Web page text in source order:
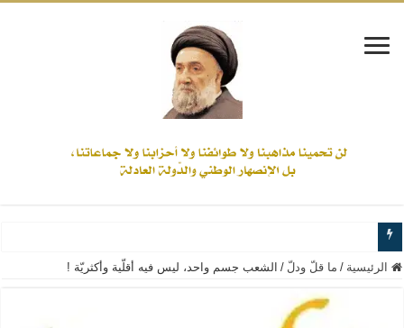
www.alamine.net
مواقف وآراء العلاّمة السيد علي الأمين من الأحداث والقضايا - اضغط للاطلاع
إذا كان التسنن هو الإيمان بسنة رسول الله ( صلى الله عليه وآله) فكلّ
الرئيسية / ما قلّ ودلّ / الشعب جسم واحد، ليس فيه أقلّية وأكثريّة !